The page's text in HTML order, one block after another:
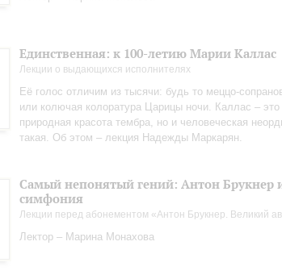
Единственная: к 100-летию Марии Каллас
Лекции о выдающихся исполнителях
Её голос отличим из тысячи: будь то меццо-
или колючая колоратура Царицы ночи. Каллас – это
природная красота тембра, но и человеческая
такая. Об этом – лекция Надежды Маркарян.
Самый непонятый гений: Антон Брукнер
симфония
Лекции перед абонементом «Антон Брукнер. Великий
Лектор – Марина Монахова